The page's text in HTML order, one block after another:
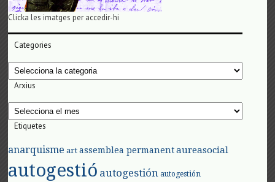
Clicka les imatges per accedir-hi
Categories
Categories
Arxius
Arxius
Etiquetes
anarquisme art assemblea permanent aureasocial
autogestió autogestión autogestión